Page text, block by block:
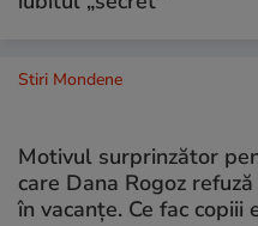
Stiri Mondene
Motivul surprinzător
care Dana Rogoz
în vacanțe. Ce fac copiii